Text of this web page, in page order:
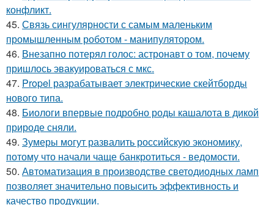
конфликт.
45. Связь сингулярности с самым маленьким
промышленным роботом - манипулятором.
46. Внезапно потерял голос: астронавт о том, почему
пришлось эвакуироваться с мкс.
47. Propel разрабатывает электрические скейтборды
нового типа.
48. Биологи впервые подробно роды кашалота в дикой
природе сняли.
49. Зумеры могут развалить российскую экономику,
потому что начали чаще банкротиться - ведомости.
50. Автоматизация в производстве светодиодных ламп
позволяет значительно повысить эффективность и
качество продукции.